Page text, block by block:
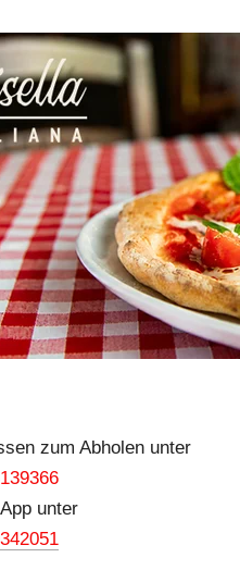
zum Abholen unter
unter